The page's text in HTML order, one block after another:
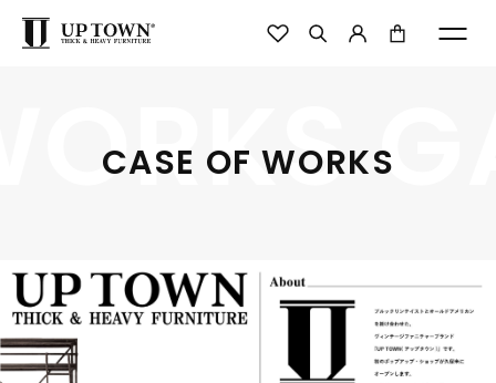
CASE OF WORKS